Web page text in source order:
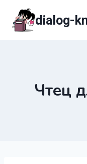
содержимому
dialog-
Чтец